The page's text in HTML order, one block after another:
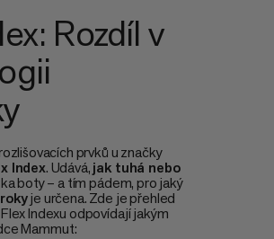
Rozdíl v
prvků u značky
Index. Udává,jak tuhá nebo
boty – a tím pádem, pro jaký
je určena. Zde je přehled
Indexu odpovídají jakým
Mammut: